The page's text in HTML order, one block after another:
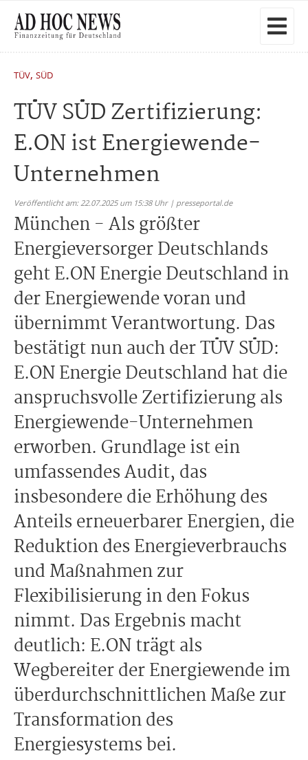
TÜV, SÜD
TÜV SÜD Zertifizierung:
E.ON ist Energiewende-
Unternehmen
Veröffentlicht am: 22.07.2025 um 15:38 Uhr | presseportal.de
München - Als größter
Energieversorger Deutschlands
geht E.ON Energie Deutschland in
der Energiewende voran und
übernimmt Verantwortung. Das
bestätigt nun auch der TÜV SÜD:
E.ON Energie Deutschland hat die
anspruchsvolle Zertifizierung als
Energiewende-Unternehmen
erworben. Grundlage ist ein
umfassendes Audit, das
insbesondere die Erhöhung des
Anteils erneuerbarer Energien, die
Reduktion des Energieverbrauchs
und Maßnahmen zur
Flexibilisierung in den Fokus
nimmt. Das Ergebnis macht
deutlich: E.ON trägt als
Wegbereiter der Energiewende im
überdurchschnittlichen Maße zur
Transformation des
Energiesystems bei.